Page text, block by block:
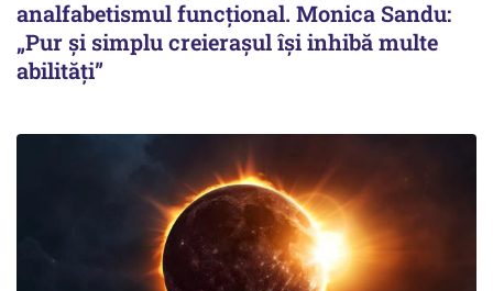
analfabetismul funcțional. Monica Sandu:
„Pur și simplu creierașul își inhibă multe
abilități”